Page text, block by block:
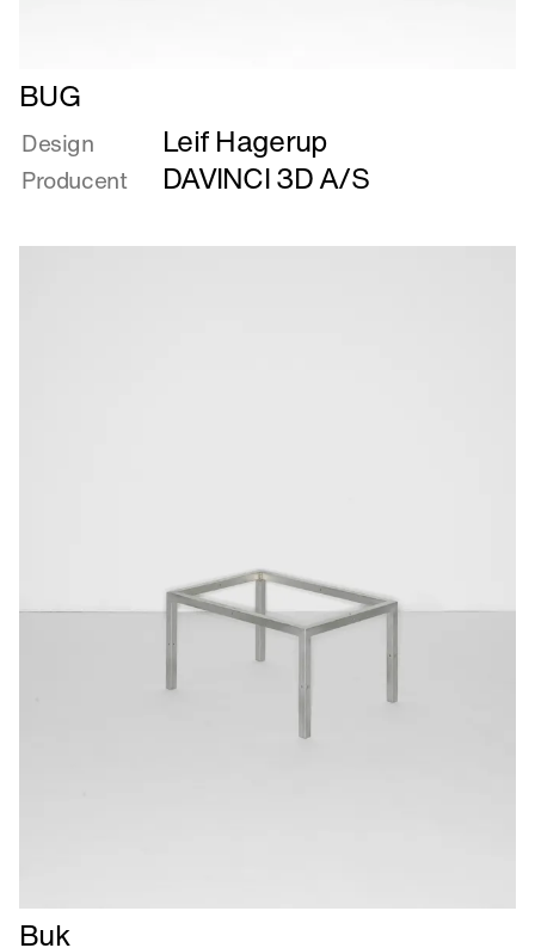
Læs
mere
om
BUG
BUG
Design Leif Hagerup
Producent DAVINCI 3D A/S
Læs
Buk